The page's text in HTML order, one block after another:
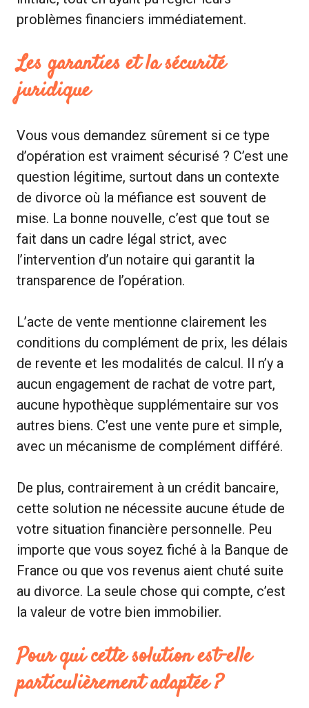
problèmes financiers immédiatement.
Les garanties et la sécurité
juridique
Vous vous demandez sûrement si ce type
d’opération est vraiment sécurisé ? C’est une
question légitime, surtout dans un contexte
de divorce où la méfiance est souvent de
mise. La bonne nouvelle, c’est que tout se
fait dans un cadre légal strict, avec
l’intervention d’un notaire qui garantit la
transparence de l’opération.
L’acte de vente mentionne clairement les
conditions du complément de prix, les délais
de revente et les modalités de calcul. Il n’y a
aucun engagement de rachat de votre part,
aucune hypothèque supplémentaire sur vos
autres biens. C’est une vente pure et simple,
avec un mécanisme de complément différé.
De plus, contrairement à un crédit bancaire,
cette solution ne nécessite aucune étude de
votre situation financière personnelle. Peu
importe que vous soyez fiché à la Banque de
France ou que vos revenus aient chuté suite
au divorce. La seule chose qui compte, c’est
la valeur de votre bien immobilier.
Pour qui cette solution est-elle
particulièrement adaptée ?